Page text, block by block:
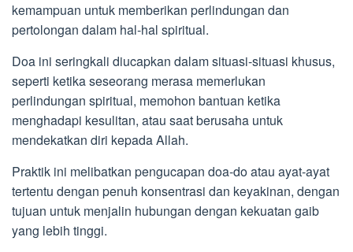
kemampuan untuk memberikan perlindungan dan
pertolongan dalam hal-hal spiritual.
Doa ini seringkali diucapkan dalam situasi-situasi khusus,
seperti ketika seseorang merasa memerlukan
perlindungan spiritual, memohon bantuan ketika
menghadapi kesulitan, atau saat berusaha untuk
mendekatkan diri kepada Allah.
Praktik ini melibatkan pengucapan doa-do atau ayat-ayat
tertentu dengan penuh konsentrasi dan keyakinan, dengan
tujuan untuk menjalin hubungan dengan kekuatan gaib
yang lebih tinggi.